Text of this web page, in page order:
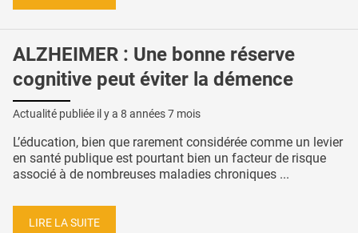
ALZHEIMER : Une bonne réserve
cognitive peut éviter la démence
Actualité publiée il y a 8 années 7 mois
L’éducation, bien que rarement considérée comme un levier
en santé publique est pourtant bien un facteur de risque
associé à de nombreuses maladies chroniques ...
LIRE LA SUITE